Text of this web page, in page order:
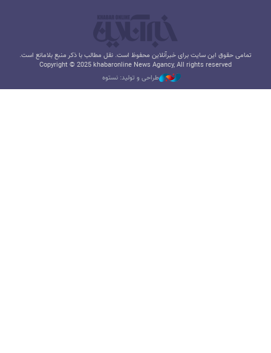
تمامی حقوق این سایت برای خبرآنلاین محفوظ است. نقل مطالب با ذکر منبع بلامانع است.
Copyright © 2025 khabaronline News Agancy, All rights reserved
طراحی و تولید: نستوه